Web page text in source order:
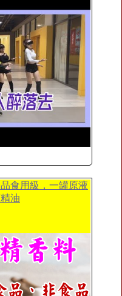
食用級，一罐原液
油